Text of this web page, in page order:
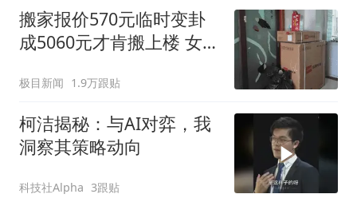
搬家报价570元临时变卦
成5060元才肯搬上楼 女子
极目新闻 1.9万跟贴
柯洁揭秘：与AI对弈，我
洞察其策略动向
科技社Alpha 3跟贴